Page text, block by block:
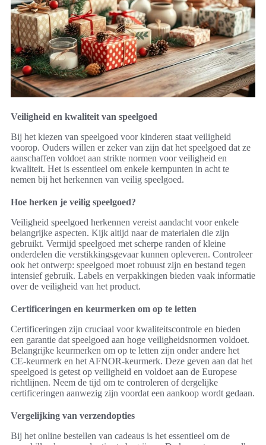
Veiligheid en kwaliteit van speelgoed
Bij het kiezen van speelgoed voor kinderen staat veiligheid
voorop. Ouders willen er zeker van zijn dat het speelgoed dat ze
aanschaffen voldoet aan strikte normen voor veiligheid en
kwaliteit. Het is essentieel om enkele kernpunten in acht te
nemen bij het herkennen van veilig speelgoed.
Hoe herken je veilig speelgoed?
Veiligheid speelgoed herkennen vereist aandacht voor enkele
belangrijke aspecten. Kijk altijd naar de materialen die zijn
gebruikt. Vermijd speelgoed met scherpe randen of kleine
onderdelen die verstikkingsgevaar kunnen opleveren. Controleer
ook het ontwerp: speelgoed moet robuust zijn en bestand tegen
intensief gebruik. Labels en verpakkingen bieden vaak informatie
over de veiligheid van het product.
Certificeringen en keurmerken om op te letten
Certificeringen zijn cruciaal voor kwaliteitscontrole en bieden
een garantie dat speelgoed aan hoge veiligheidsnormen voldoet.
Belangrijke keurmerken om op te letten zijn onder andere het
CE-keurmerk en het AFNOR-keurmerk. Deze geven aan dat het
speelgoed is getest op veiligheid en voldoet aan de Europese
richtlijnen. Neem de tijd om te controleren of dergelijke
certificeringen aanwezig zijn voordat een aankoop wordt gedaan.
Vergelijking van verzendopties
Bij het online bestellen van cadeaus is het essentieel om de